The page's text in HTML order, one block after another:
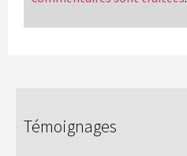
Témoignages